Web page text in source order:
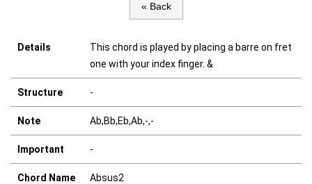
« Back
Details
This chord is played by placing a barre on fret
one with your index finger. &
Structure -
Note Ab,Bb,Eb,Ab,-,-
Important -
Chord Name Absus2